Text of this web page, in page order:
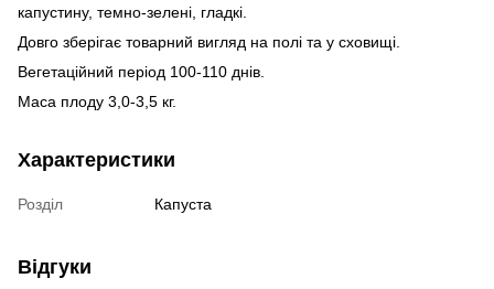
капустину, темно-зелені, гладкі.
Довго зберігає товарний вигляд на полі та у сховищі.
Вегетаційний період 100-110 днів.
Маса плоду 3,0-3,5 кг.
Характеристики
Розділ Капуста
Відгуки